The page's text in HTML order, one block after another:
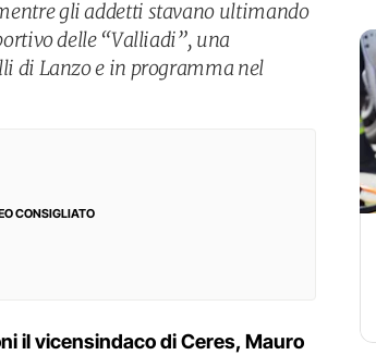
gli addetti stavano ultimando
delle “Valliadi”, una
di Lanzo e in programma nel
CONSIGLIATO
il vicensindaco di Ceres, Mauro